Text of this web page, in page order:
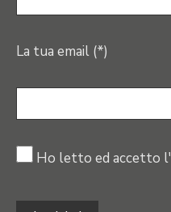
La tua email (*)
Ho letto ed accetto l'